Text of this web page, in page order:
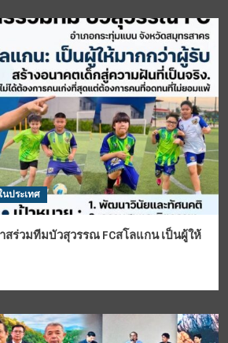
นประเทศ
สร่วมทีมบัวสุวรรณ FCสโลแกน เป็นผู้ให้